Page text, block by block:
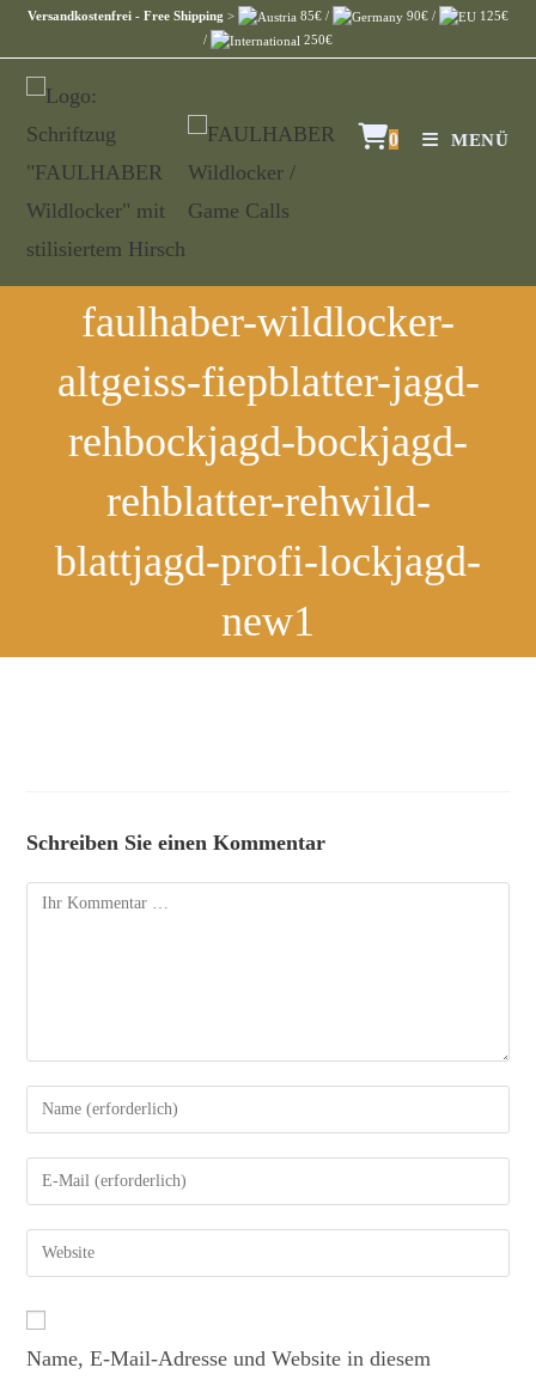
Versandkostenfrei - Free Shipping > 85€ / 90€ /
125€
/
250€
0 MENÜ
faulhaber-wildlocker-
altgeiss-fiepblatter-jagd-
rehbockjagd-bockjagd-
rehblatter-rehwild-
blattjagd-profi-lockjagd-
new1
Schreiben Sie einen Kommentar
Name, E-Mail-Adresse und Website in diesem